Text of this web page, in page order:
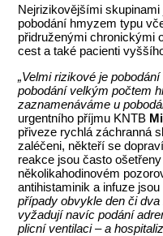
Nejrizikovějšími
pobodání hmyzem typu
přidruženými chronickými
cest a také pacienti
„Velmi rizikové je
pobodání velkým počtem
zaznamenáváme u
urgentního příjmu KNTB
přiveze rychlá záchranná
zaléčeni, někteří se
reakce jsou často
několikahodinovém
antihistaminik a infuze
případy obvykle den či
vyžadují navíc podání
plicní ventilaci – a